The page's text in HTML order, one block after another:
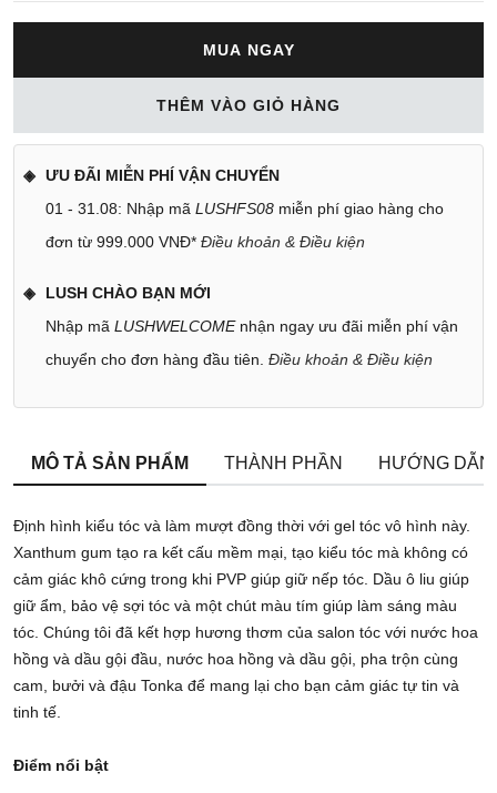
MUA NGAY
THÊM VÀO GIỎ HÀNG
ƯU ĐÃI MIỄN PHÍ VẬN CHUYỂN
01 - 31.08: Nhập mã LUSHFS08 miễn phí giao hàng cho
đơn từ 999.000 VNĐ* Điều khoản & Điều kiện
LUSH CHÀO BẠN MỚI
Nhập mã LUSHWELCOMEnhận ngay ưu đãi miễn phí vận
chuyển cho đơn hàng đầu tiên. Điều khoản & Điều kiện
MÔ TẢ SẢN PHẨM THÀNH PHẦN HƯỚNG
Định hình kiểu tóc và làm mượt đồng thời với gel tóc vô hình này.
Xanthum gum tạo ra kết cấu mềm mại, tạo kiểu tóc mà không có
cảm giác khô cứng trong khi PVP giúp giữ nếp tóc. Dầu ô liu giúp
giữ ẩm, bảo vệ sợi tóc và một chút màu tím giúp làm sáng màu
tóc. Chúng tôi đã kết hợp hương thơm của salon tóc với nước hoa
hồng và dầu gội đầu, nước hoa hồng và dầu gội, pha trộn cùng
cam, bưởi và đậu Tonka để mang lại cho bạn cảm giác tự tin và
tinh tế.
Điểm nổi bật